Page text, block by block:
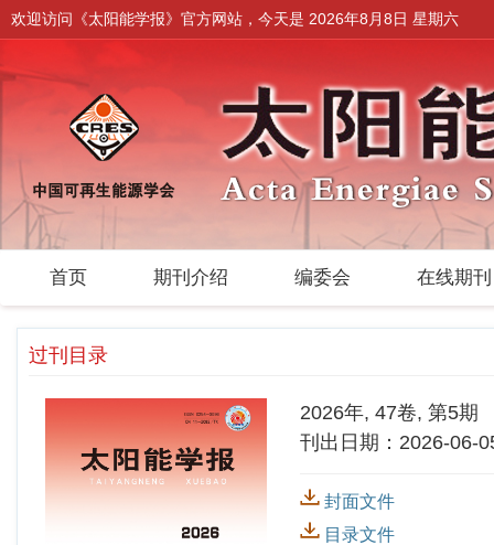
欢迎访问《太阳能学报》官方网站，今天是 2026年8月8日 星期六
首页 期刊介绍 编委会 在线期
过刊目录
2026年, 47卷, 第5期
刊出日期：2026-06-
封面文件
目录文件